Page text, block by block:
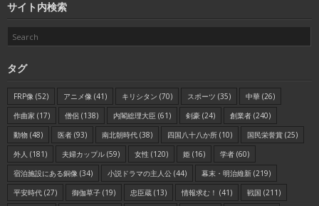
サイト内検索
タグ
FRP像 (52) アニメ像 (41) キリシタン (70) スポーツ (35) 中華 (26)
作曲家 (17) 僧侶 (138) 内閣総理大臣 (61) 剣豪 (24) 創業者 (240)
動物 (48) 医者 (93) 南北朝時代 (38) 四国八十八か所 (10) 国民栄誉賞 (25)
外人 (181) 夫婦カップル (59) 女性 (120) 姫 (16) 学者 (60)
宿泊施設にある銅像 (34) 小説ドラマの主人公 (44) 幕末・明治維新 (219)
平安時代 (27) 御伽草子 (19) 忠臣蔵 (13) 情報求む！ (41) 戦国 (211)